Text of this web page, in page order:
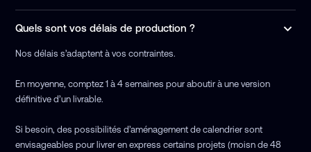
Quels sont vos délais de production ?
Nos délais s’adaptent à vos contraintes.
En moyenne, comptez 1 à 4 semaines pour aboutir à une version
définitive d’un livrable.
Si besoin, des possibilités d’aménagement de calendrier sont
envisageables pour livrer en express certains projets (moisn de 48